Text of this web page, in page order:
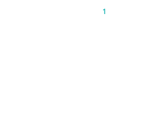
העסקי - יתרון. המשרה מיועדת לנשים ולגברים
1